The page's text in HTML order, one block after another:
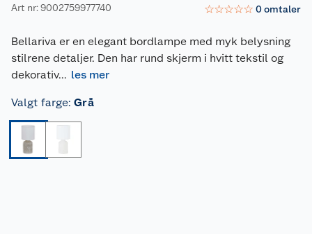
Art nr: 9002759977740 ☆☆☆☆☆ 0omtaler
Bellariva er en elegant bordlampe med myk belysning
stilrene detaljer. Den har rund skjerm i hvitt tekstil og
dekorativ... les mer
Valgt farge: Grå